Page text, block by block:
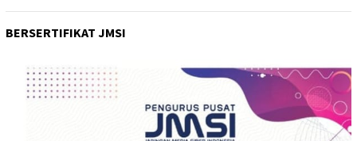
BERSERTIFIKAT JMSI